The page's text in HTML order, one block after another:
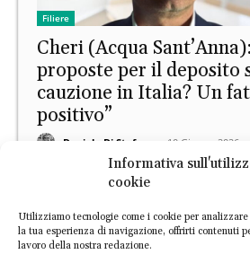
Informativa
cookie
Utilizziamo tecnologie come i cookie per
la tua esperienza di navigazione, offrirti contenuti
lavoro della nostra redazione.
Filiere
Cheri (Acqua
proposte per il deposito
cauzione in Italia? Un
positivo”
Daniele Di Stefano 10 Giugno 2026